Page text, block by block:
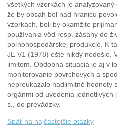
všetkých vzorkách je
že by obsah bol nad hranicu
vzorkách, boli by okamžite
používania vôd resp. zásahy do
poľnohospodárskej produkcie. K
JE V1 (1978) ešte nikdy nedošlo.
limitom. Obdobná situácia je aj v
monitorovanie povrchových a
nepreukázalo nadlimitné hodnoty
orgánmi od uvedenia jednotlivých
s., do prevádzky.
Späť na najčastejšie otázky